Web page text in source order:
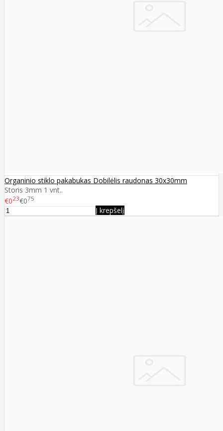
Organinio stiklo pakabukas Dobilėlis raudonas 30x30mm
Storis 3mm 1 vnt..
€023€075
Į krepšelį